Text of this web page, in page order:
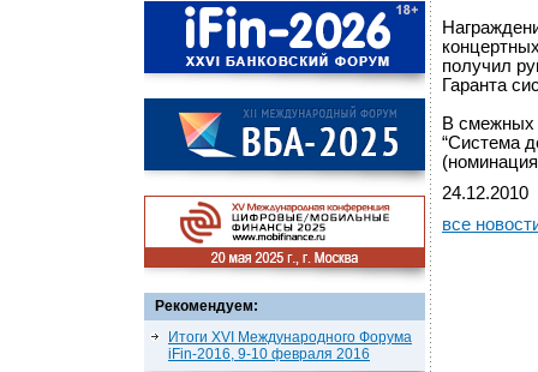
Рекомендуем:
Итоги XVI Международного Форума
iFin-2016, 9-10 февраля 2016
получил
Гаранта
В смежных
“Система
24.12.2010
все